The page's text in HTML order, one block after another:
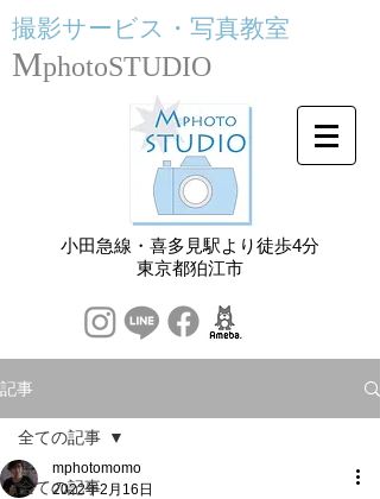
撮影サービス・ 写真教室
MphotoSTUDIO
小田急線・喜多見駅より徒歩4分
​東京都狛江市
記事
全ての記事
全ての記事
mphotomomo
2022年2月16日